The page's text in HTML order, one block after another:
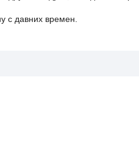
с давних времен.